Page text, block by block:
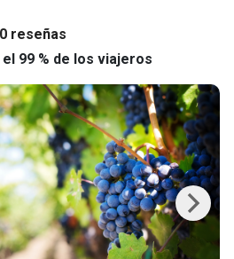
reseñas
99 % de los viajeros
Next